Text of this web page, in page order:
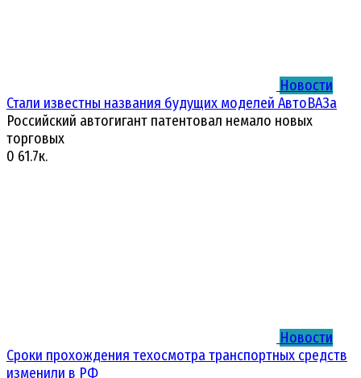
Новости
Стали известны названия будущих моделей АвтоВАЗа
Российский автогигант патентовал немало новых
торговых
0 61.7к.
Новости
Сроки прохождения техосмотра транспортных средств
изменили в РФ